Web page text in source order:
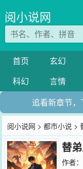
阅小说网
首页 玄幻
科幻
言情
追看新章节
阅小说网 >都市小说 >
替
作者：